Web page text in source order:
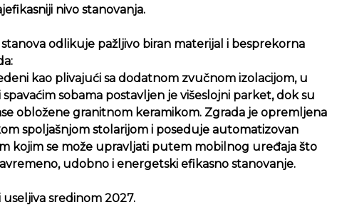
nivo stanovanja.
odlikuje pažljivo biran materijal i besprekorna
kao plivajući sa dodatnom zvučnom izolacijom, u
sobama postavljen je višeslojni parket, dok su
obložene granitnom keramikom. Zgrada je opremljena
spoljašnjom stolarijom i poseduje automatizovan
kojim se može upravljati putem mobilnog uređaja što
udobno i energetski efikasno stanovanje.
sredinom 2027.